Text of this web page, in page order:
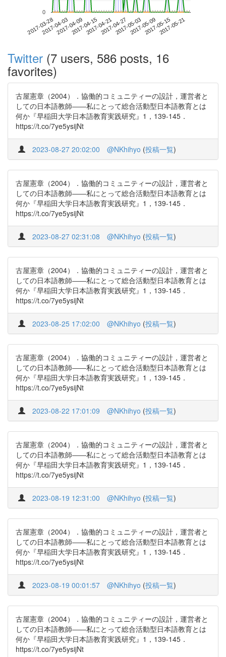
2017-03-282017-04-032017-04-092017-04-152017-04-212017-04-272017-05-032017-05-092017-05-152017-05-21
0
Twitter (7 users, 586 posts, 16
favorites)
古屋憲章（2004）．協働的コミュニティーの設計，運営者と
しての日本語教師――私にとって総合活動型日本語教育とは
何か『早稲田大学日本語教育実践研究』1，139-145．
https://t.co/7ye5ysijNt
2023-08-27 20:02:00 @NKhihyo (投稿一覧)
古屋憲章（2004）．協働的コミュニティーの設計，運営者と
しての日本語教師――私にとって総合活動型日本語教育とは
何か『早稲田大学日本語教育実践研究』1，139-145．
https://t.co/7ye5ysijNt
2023-08-27 02:31:08 @NKhihyo (投稿一覧)
古屋憲章（2004）．協働的コミュニティーの設計，運営者と
しての日本語教師――私にとって総合活動型日本語教育とは
何か『早稲田大学日本語教育実践研究』1，139-145．
https://t.co/7ye5ysijNt
2023-08-25 17:02:00 @NKhihyo (投稿一覧)
古屋憲章（2004）．協働的コミュニティーの設計，運営者と
しての日本語教師――私にとって総合活動型日本語教育とは
何か『早稲田大学日本語教育実践研究』1，139-145．
https://t.co/7ye5ysijNt
2023-08-22 17:01:09 @NKhihyo (投稿一覧)
古屋憲章（2004）．協働的コミュニティーの設計，運営者と
しての日本語教師――私にとって総合活動型日本語教育とは
何か『早稲田大学日本語教育実践研究』1，139-145．
https://t.co/7ye5ysijNt
2023-08-19 12:31:00 @NKhihyo (投稿一覧)
古屋憲章（2004）．協働的コミュニティーの設計，運営者と
しての日本語教師――私にとって総合活動型日本語教育とは
何か『早稲田大学日本語教育実践研究』1，139-145．
https://t.co/7ye5ysijNt
2023-08-19 00:01:57 @NKhihyo (投稿一覧)
古屋憲章（2004）．協働的コミュニティーの設計，運営者と
しての日本語教師――私にとって総合活動型日本語教育とは
何か『早稲田大学日本語教育実践研究』1，139-145．
https://t.co/7ye5ysijNt